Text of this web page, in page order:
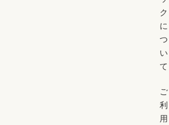
ク
に
つ
い
て
ご
利
用